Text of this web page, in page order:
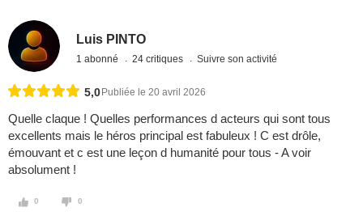
Luis PINTO
1 abonné 24 critiques Suivre son activité
5,0 Publiée le 20 avril 2026
Quelle claque ! Quelles performances d acteurs qui sont tous
excellents mais le héros principal est fabuleux ! C est drôle,
émouvant et c est une leçon d humanité pour tous - A voir
absolument !
0 0